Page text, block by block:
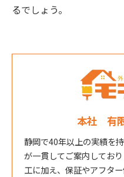
るでしょう。
本社 有
静岡で40年以上の実績を
が一貫してご案内してお
工に加え、保証やアフタ